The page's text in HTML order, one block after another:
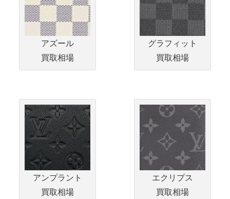
アズール
買取相場
グラフィット
買取相場
アンプラント
買取相場
エクリプス
買取相場